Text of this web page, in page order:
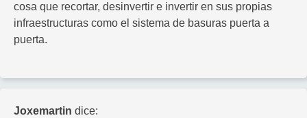
cosa que recortar, desinvertir e invertir en sus propias
infraestructuras como el sistema de basuras puerta a
puerta.
Joxemartin dice: